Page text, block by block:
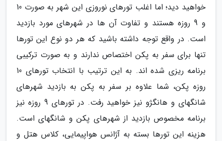
خواهید دید؛ اما اغلب تورهای نوروزی این شهر به صورت 10
و 9 روزه هستند و تفاوت آن ها در شهرهای مورد بازدید
است. در واقع توجه داشته باشید که هر دو نوع این تورها
تنها برای سفر به پکن اختصاص ندارند و به صورت ترکیبی
برنامه ریزی شده اند. به این ترتیب با انتخاب تورهای 10
روزه پکن، شما علاوه بر سفر به پکن به بازدید شهرهای
شانگهای و هانگژو نیز خواهید رفت. در تورهای 9 روزه نیز
برنامه مخصوص بازدید از شهرهای پکن و شانگهای است.
هزینه این تورها بسته به آژانس هواپیمایی، کلاس هتل و